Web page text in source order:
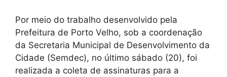
Por meio do trabalho desenvolvido pela
Prefeitura de Porto Velho, sob a coordenação
da Secretaria Municipal de Desenvolvimento da
Cidade (Semdec), no último sábado (20), foi
realizada a coleta de assinaturas para a